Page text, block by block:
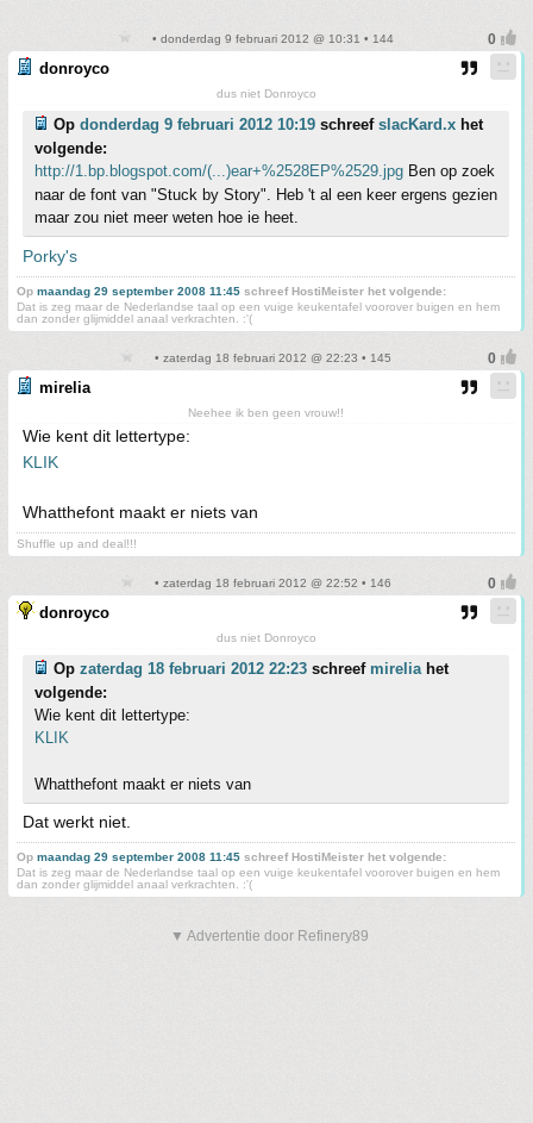
• donderdag 9 februari 2012 @ 10:31 • 144
donroyco
dus niet Donroyco
Op donderdag 9 februari 2012 10:19 schreef slacKard.x het
volgende:
http://1.bp.blogspot.com/(...)ear+%2528EP%2529.jpg Ben op zoek
naar de font van "Stuck by Story". Heb 't al een keer ergens gezien
maar zou niet meer weten hoe ie heet.
Porky's
Op maandag 29 september 2008 11:45 schreef HostiMeister het volgende:
Dat is zeg maar de Nederlandse taal op een vuige keukentafel voorover buigen en hem
dan zonder glijmiddel anaal verkrachten. :'(
• zaterdag 18 februari 2012 @ 22:23 • 145
mirelia
Neehee ik ben geen vrouw!!
Wie kent dit lettertype:
KLIK
Whatthefont maakt er niets van
Shuffle up and deal!!!
• zaterdag 18 februari 2012 @ 22:52 • 146
donroyco
dus niet Donroyco
Op zaterdag 18 februari 2012 22:23 schreef mireliahet
volgende:
Wie kent dit lettertype:
KLIK
Whatthefont maakt er niets van
Dat werkt niet.
Op maandag 29 september 2008 11:45 schreef HostiMeister het volgende:
Dat is zeg maar de Nederlandse taal op een vuige keukentafel voorover buigen en hem
dan zonder glijmiddel anaal verkrachten. :'(
▼ Advertentie door Refinery89